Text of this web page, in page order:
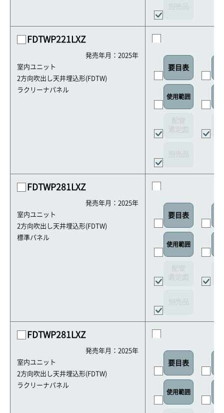
FDTWP221LXZ
発売年月：2025年
室内ユニット
2方向吹出し天井埋込形(FDTW)
ラクリーナパネル
要目表
使用範囲
FDTWP281LXZ
発売年月：2025年
室内ユニット
2方向吹出し天井埋込形(FDTW)
標準パネル
要目表
使用範囲
FDTWP281LXZ
発売年月：2025年
室内ユニット
2方向吹出し天井埋込形(FDTW)
ラクリーナパネル
要目表
使用範囲